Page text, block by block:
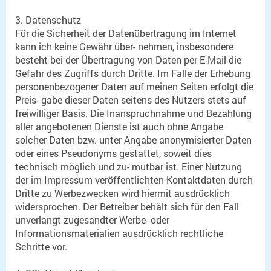
3. Datenschutz
Für die Sicherheit der Datenübertragung im Internet
kann ich keine Gewähr über- nehmen, insbesondere
besteht bei der Übertragung von Daten per E-Mail die
Gefahr des Zugriffs durch Dritte. Im Falle der Erhebung
personenbezogener Daten auf meinen Seiten erfolgt die
Preis- gabe dieser Daten seitens des Nutzers stets auf
freiwilliger Basis. Die Inanspruchnahme und Bezahlung
aller angebotenen Dienste ist auch ohne Angabe
solcher Daten bzw. unter Angabe anonymisierter Daten
oder eines Pseudonyms gestattet, soweit dies
technisch möglich und zu- mutbar ist. Einer Nutzung
der im Impressum veröffentlichten Kontaktdaten durch
Dritte zu Werbezwecken wird hiermit ausdrücklich
widersprochen. Der Betreiber behält sich für den Fall
unverlangt zugesandter Werbe- oder
Informationsmaterialien ausdrücklich rechtliche
Schritte vor.